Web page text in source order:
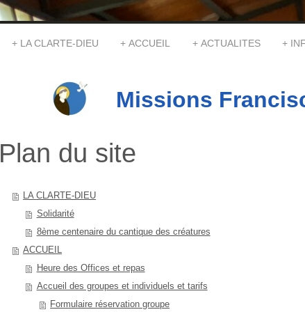
LA CLARTE-DIEU ACCUEIL ACTUALITES
Missions
Plan du site
LA CLARTE-DIEU
Solidarité
8ème centenaire du cantique des créatures
ACCUEIL
Heure des Offices et repas
Accueil des groupes et individuels et tarifs
Formulaire réservation groupe